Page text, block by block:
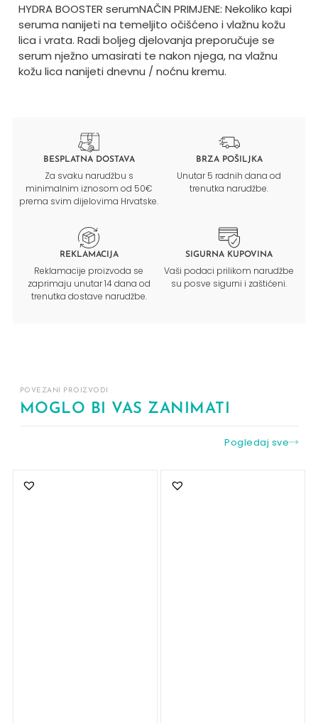
HYDRA BOOSTER serumNAČIN PRIMJENE: Nekoliko kapi
seruma nanijeti na temeljito očišćeno i vlažnu kožu
lica i vrata. Radi boljeg djelovanja preporučuje se
serum nježno umasirati te nakon njega, na vlažnu
kožu lica nanijeti dnevnu / noćnu kremu.
BESPLATNA DOSTAVA
Za svaku narudžbu s
minimalnim iznosom od 50€
prema svim dijelovima Hrvatske.
BRZA POŠILJKA
Unutar 5 radnih dana od
trenutka narudžbe.
REKLAMACIJA
Reklamacije proizvoda se
zaprimaju unutar 14 dana od
trenutka dostave narudžbe.
SIGURNA KUPOVINA
Vaši podaci prilikom narudžbe
su posve sigurni i zaštićeni.
POVEZANI PROIZVODI
MOGLO BI VAS ZANIMATI
Pogledaj sve